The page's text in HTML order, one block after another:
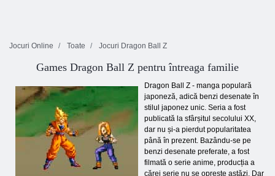
Jocuri Online Toate Jocuri Dragon Ball Z
Games Dragon Ball Z pentru întreaga familie
Dragon Ball Z - manga populară
japoneză, adică benzi desenate în
stilul japonez unic. Seria a fost
publicată la sfârșitul secolului XX,
dar nu și-a pierdut popularitatea
până în prezent. Bazându-se pe
benzi desenate preferate, a fost
filmată o serie anime, producția a
cărei serie nu se oprește astăzi. Dar